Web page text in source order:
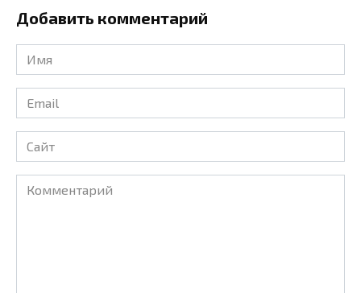
Добавить комментарий
Имя
*
Email
*
Сайт
Комментарий